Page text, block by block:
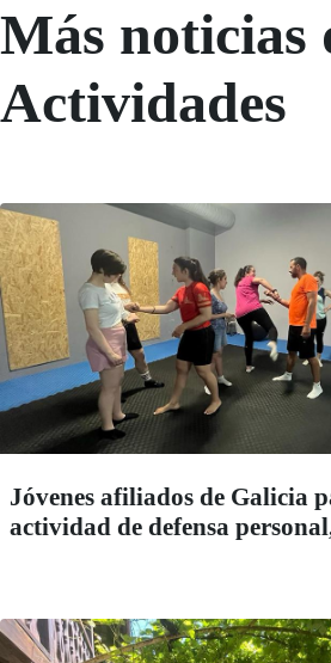
Más noticias
Actividades
Jóvenes afiliados de Galicia
actividad de defensa